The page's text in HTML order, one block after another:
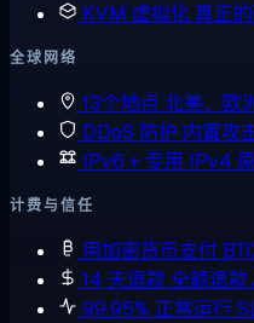
KVM 虚拟化 真正
全球网络
13个地点 北美、欧
DDoS 防护 内置攻
IPv6 + 专用 IPv4
计费与信任
用加密货币支付
14 天退款全额退款
99.95% 正常运行